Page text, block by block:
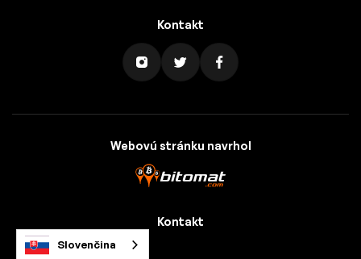
Kontakt
Webovú stránku navrhol
Kontakt
Slovenčina